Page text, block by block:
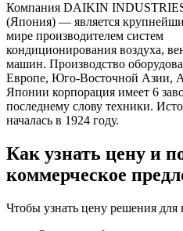
Компания DAIKIN
(Япония) — является
мире производителем систем
кондиционирования воздуха,
машин. Производство
Европе, Юго-Восточной Азии,
Японии корпорация имеет 6
последнему слову техники.
началась в 1924 году.
Как узнать цену и
коммерческое
Чтобы узнать цену решения для